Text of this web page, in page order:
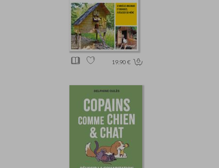
19.90 €